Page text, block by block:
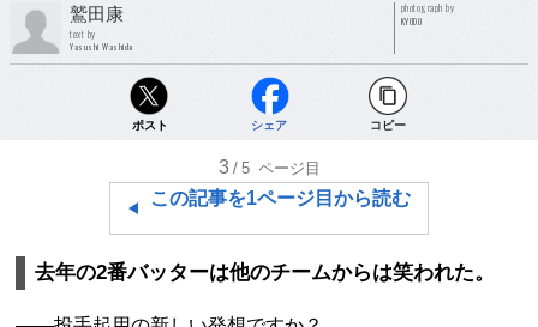
鷲田康
text by
Yasushi Washida
photograph by
KYODO
ポスト シェア コピー
3 /5 ページ目
この記事を1ページ目から読む
去年の2番バッターは他のチームからは笑われた。